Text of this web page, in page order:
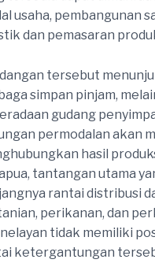
usaha, pembangunan
dan pemasaran
tersebut
simpan pinjam,
gudang
permodalan akan
hasil
tantangan utama
rantai distribusi
perikanan, dan
tidak memiliki
ketergantungan